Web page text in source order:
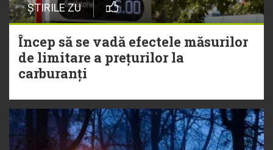
ȘTIRILE ZU
Încep să se vadă efectele măsurilor
de limitare a prețurilor la
carburanți